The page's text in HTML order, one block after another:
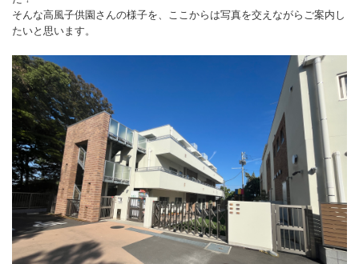
そんな高風子供園さんの様子を、ここからは写真を交えながらご案内し
たいと思います。